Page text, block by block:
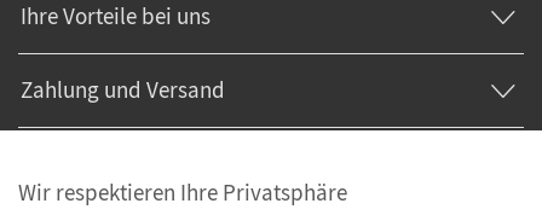
Ihre Vorteile bei uns
Zahlung und Versand
Wir respektieren Ihre Privatsphäre